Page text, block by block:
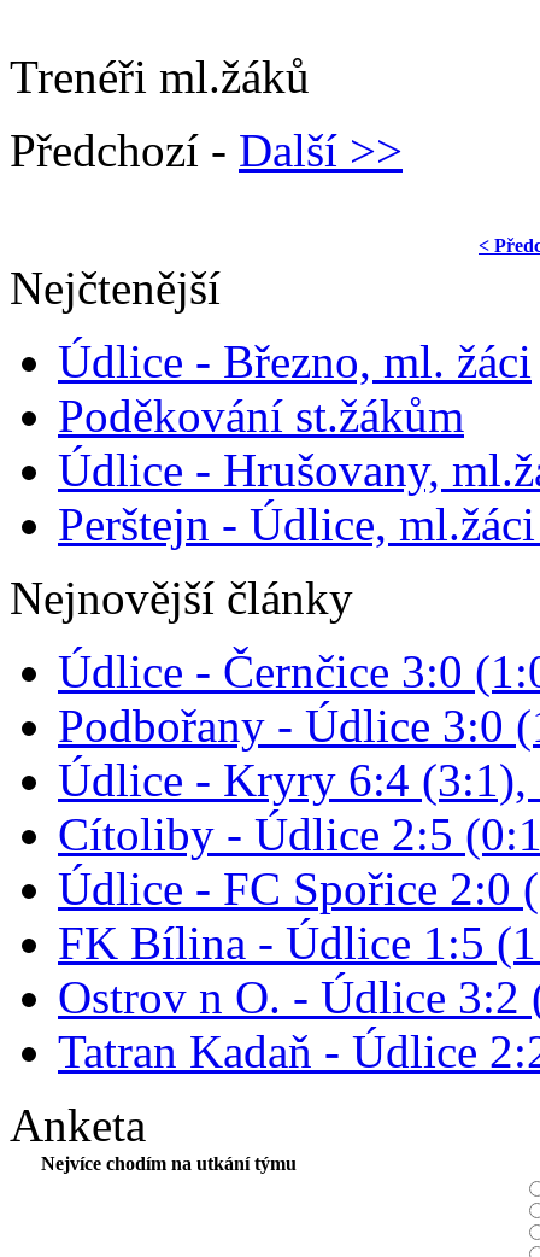
Trenéři ml.žáků
Předchozí - Další >>
<
Nejčtenější
Údlice - Březno, ml. žáci
Poděkování st.žákům
Údlice - Hrušovany,
Perštejn - Údlice,
Nejnovější články
Údlice - Černčice 3:0
Podbořany - Údlice 3:0
Údlice - Kryry 6:4 (3:1),
Cítoliby - Údlice 2:5
Údlice - FC Spořice 2:0
FK Bílina - Údlice 1:5
Ostrov n O. - Údlice 3:2
Tatran Kadaň - Údlice
Anketa
Nejvíce chodím na utkání týmu